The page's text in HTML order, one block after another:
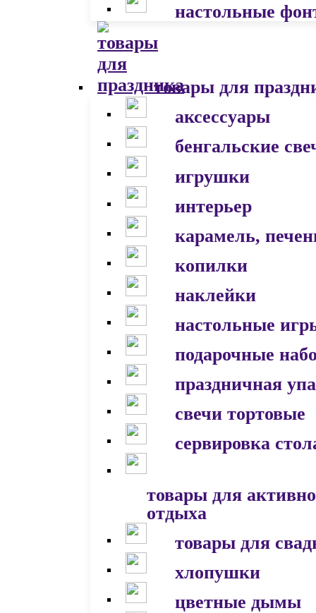
настольные
товары для
аксессуары
бенгальские
игрушки
интерьер
карамель,
копилки
наклейки
настольные
подарочные
праздничная
свечи тортовые
сервировка
товары для
отдыха
товары для
хлопушки
цветные дымы